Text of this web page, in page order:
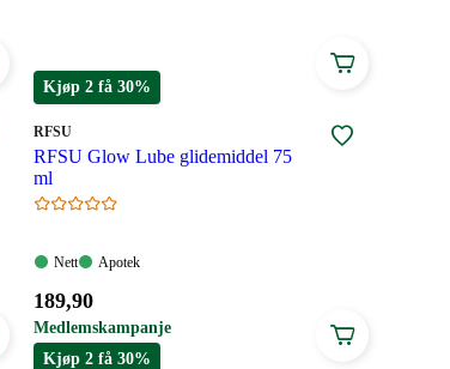
Kjøp 2 få 30%
MERKE
RFSU
RFSU Glow Lube glidemiddel 75
ml
Nett:
Nett
Apotek:
Apotek
Pris:
189,90
kroner.
189,90
Medlemskampanje
Kjøp 2 få 30%